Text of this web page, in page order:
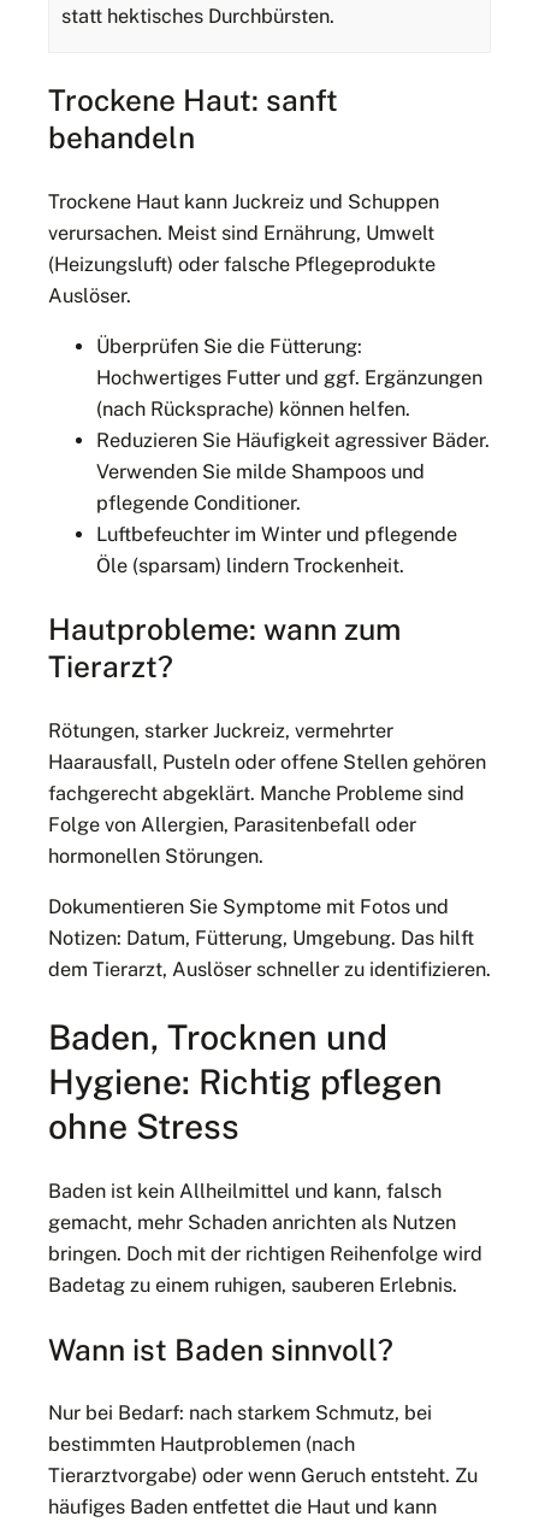
statt hektisches Durchbürsten.
Trockene Haut: sanft
behandeln
Trockene Haut kann Juckreiz und Schuppen
verursachen. Meist sind Ernährung, Umwelt
(Heizungsluft) oder falsche Pflegeprodukte
Auslöser.
Überprüfen Sie die Fütterung:
Hochwertiges Futter und ggf. Ergänzungen
(nach Rücksprache) können helfen.
Reduzieren Sie Häufigkeit agressiver Bäder.
Verwenden Sie milde Shampoos und
pflegende Conditioner.
Luftbefeuchter im Winter und pflegende
Öle (sparsam) lindern Trockenheit.
Hautprobleme: wann zum
Tierarzt?
Rötungen, starker Juckreiz, vermehrter
Haarausfall, Pusteln oder offene Stellen gehören
fachgerecht abgeklärt. Manche Probleme sind
Folge von Allergien, Parasitenbefall oder
hormonellen Störungen.
Dokumentieren Sie Symptome mit Fotos und
Notizen: Datum, Fütterung, Umgebung. Das hilft
dem Tierarzt, Auslöser schneller zu identifizieren.
Baden, Trocknen und
Hygiene: Richtig pflegen
ohne Stress
Baden ist kein Allheilmittel und kann, falsch
gemacht, mehr Schaden anrichten als Nutzen
bringen. Doch mit der richtigen Reihenfolge wird
Badetag zu einem ruhigen, sauberen Erlebnis.
Wann ist Baden sinnvoll?
Nur bei Bedarf: nach starkem Schmutz, bei
bestimmten Hautproblemen (nach
Tierarztvorgabe) oder wenn Geruch entsteht. Zu
häufiges Baden entfettet die Haut und kann